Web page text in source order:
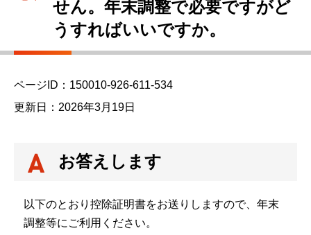
せん。年末調整で必要ですがど
うすればいいですか。
ページID：150010-926-611-534
更新日：2026年3月19日
お答えします
以下のとおり控除証明書をお送りしますので、年末
調整等にご利用ください。